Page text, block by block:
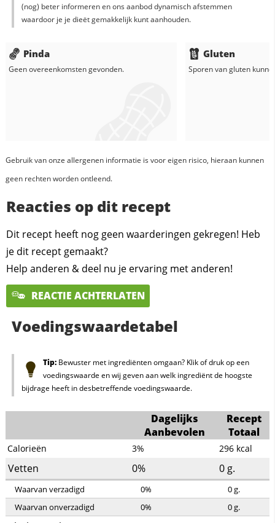
(nog) beter informeren en ons aanbod dynamisch afstemmen
waardoor je je dieët gemakkelijk kunt aanhouden.
Pinda
Geen overeenkomsten gevonden.
Gluten
Sporen van gluten
Gebruik van onze allergenen informatie is voor eigen risico, hieraan kunnen
geen rechten worden ontleend.
Reacties op dit recept
Dit recept heeft nog geen waarderingen gekregen! Heb
je dit recept gemaakt?
Help anderen & deel nu je ervaring met anderen!
REACTIE ACHTERLATEN
Voedingswaardetabel
Tip:Bewuster met ingrediënten omgaan? Klik of druk op een
voedingswaarde en wij geven aan welk ingrediënt de hoogste
bijdrage heeft in desbetreffende voedingswaarde.
Dagelijks
Aanbevolen
Recept
Totaal
Calorieën 3% 296 kcal
Vetten 0% 0g.
Waarvan verzadigd 0% 0g.
Waarvan onverzadigd
0% 0g.